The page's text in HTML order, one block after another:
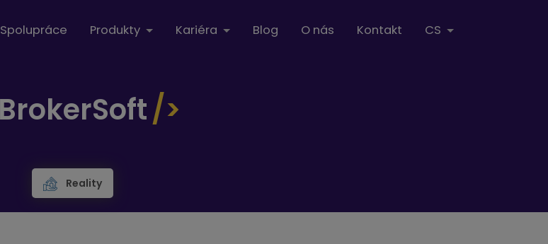
Spolupráce Produkty Kariéra Blog O nás Kontakt CS
BrokerSoft
Reality